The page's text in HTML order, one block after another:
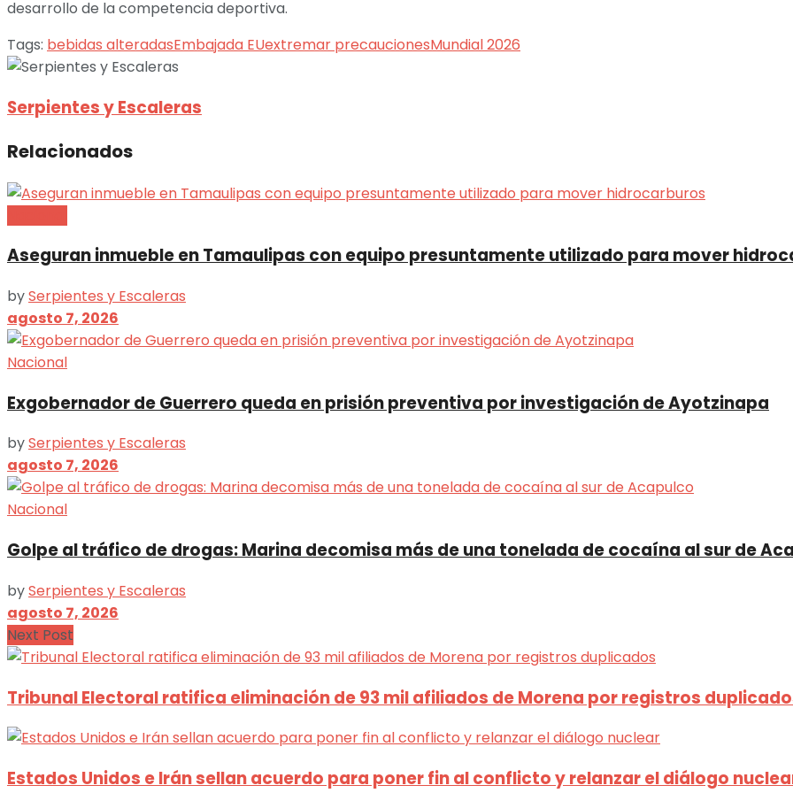
desarrollo de la competencia deportiva.
Tags: bebidas alteradasEmbajada EUextremar precaucionesMundial 2026
Serpientes y Escaleras
Relacionados
Aseguran inmueble en Tamaulipas con equipo presuntamente utilizado para mover
bySerpientes y Escaleras
agosto 7, 2026
Nacional
Exgobernador de Guerrero queda en prisión preventiva por investigación de Ayotzinapa
bySerpientes y Escaleras
agosto 7, 2026
Nacional
Golpe al tráfico de drogas: Marina decomisa más de una tonelada de cocaína al sur de
bySerpientes y Escaleras
agosto 7, 2026
Next Post
Tribunal Electoral ratifica eliminación de 93 mil afiliados de Morena por registros
Estados Unidos e Irán sellan acuerdo para poner fin al conflicto y relanzar el diálogo